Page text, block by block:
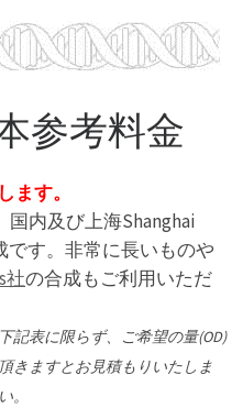
参考料金
ます。
内及び上海Shanghai
です。非常に長いものや
社の合成もご利用いただ
記表に限らず、ご希望の量(OD)
きますとお見積もりいたしま
。